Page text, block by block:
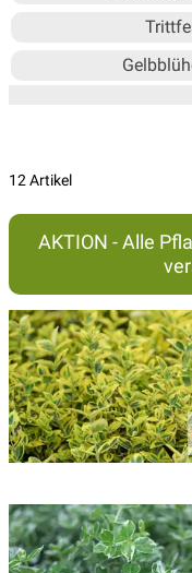
12 Artikel
AKTION - Alle